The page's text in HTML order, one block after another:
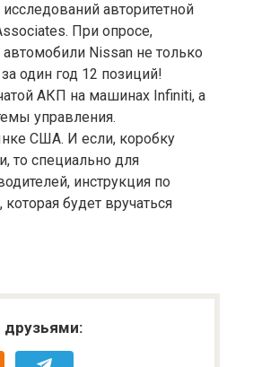
авторитетной
При опросе,
Nissan не только
один год 12 позиций!
АКП на машинах Infiniti, а
управления.
США. И если, коробку
то специально для
инструкция по
будет вручаться
друзьями: